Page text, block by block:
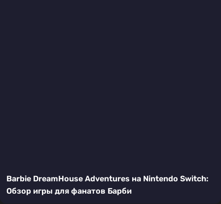
Barbie DreamHouse Adventures на Nintendo Switch:
Обзор игры для фанатов Барби